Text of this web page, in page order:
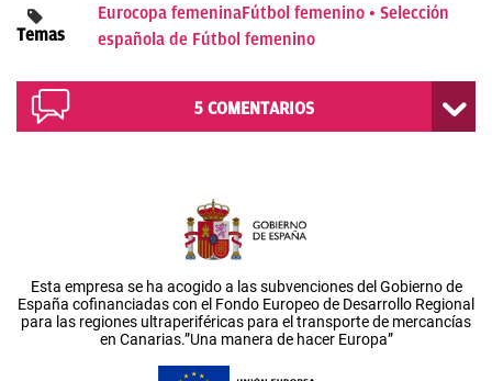
Temas
Eurocopa femeninaFútbol femenino
Selección
española de Fútbol femenino
5 COMENTARIOS
Esta empresa se ha acogido a las subvenciones del Gobierno de
España cofinanciadas con el Fondo Europeo de Desarrollo Regional
para las regiones ultraperiféricas para el transporte de mercancías
en Canarias.”Una manera de hacer Europa”